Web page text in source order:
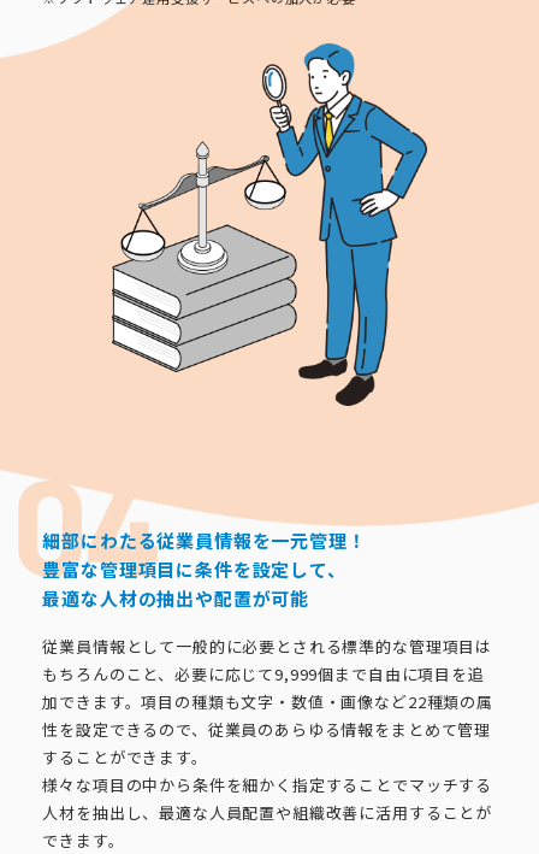
細部にわたる従業員情報を一元管理！
豊富な管理項目に条件を設定して、
最適な人材の抽出や配置が可能
従業員情報として一般的に必要とされる標準的な管理項目は
もちろんのこと、必要に応じて9,999個まで自由に項目を追
加できます。項目の種類も文字・数値・画像など22種類の属
性を設定できるので、従業員のあらゆる情報をまとめて管理
することができます。
様々な項目の中から条件を細かく指定することでマッチする
人材を抽出し、最適な人員配置や組織改善に活用することが
できます。